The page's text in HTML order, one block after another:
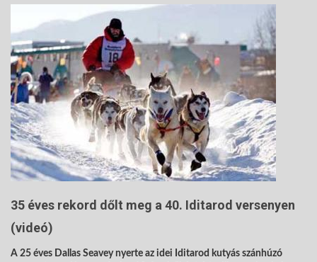
35 éves rekord dőlt meg a 40. Iditarod versenyen
(videó)
A 25 éves Dallas Seavey nyerte az idei Iditarod kutyás szánhúzó